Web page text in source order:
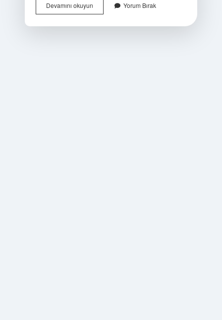
Devamını okuyunOrman
Ürünleri
Yorum Bırak